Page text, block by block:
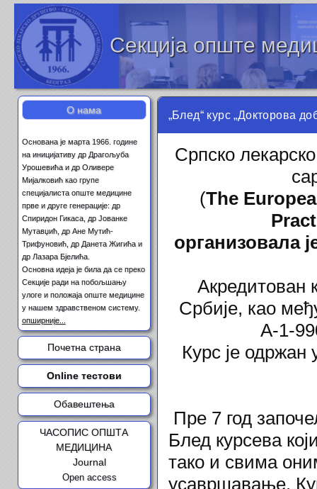
Секција опште
О нама
Основана је марта 1966. године
на иницијативу др Драгољуба
Урошевића и др Оливере
Мијалковић као групе
специјалиста опште медицине
прве и друге генерације: др
Спиридон Гикаса, др Јованке
Мутавџић, др Ане Мутић-
Трифуновић, др Данета Жигића и
др Лазара Бјелића.
Основна идеја је била да се преко
Секције ради на побољшању
улоге и положаја опште медицине
у нашем здравственом систему.
опширније...
Почетна страна
Online тестови
Обавештења
ЧАСОПИС ОПШТА
МЕДИЦИНА
Journal
Open access
„Блед“ курс „Докторова
Српско
(The
организовала
Акредитован
Србије, као
А-1-
Курс је одржан
Пре 7 год
Блед курсева
тако и свима
усавршавање.